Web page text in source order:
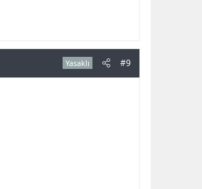
Yasaklı #9